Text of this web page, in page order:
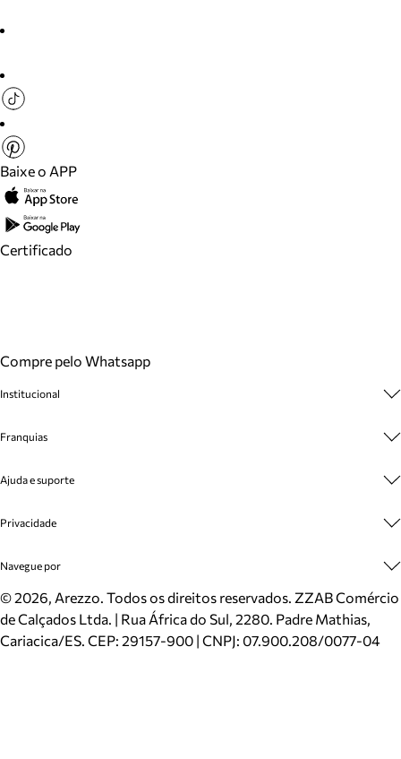
Baixe o APP
Certificado
Compre pelo Whatsapp
Institucional
Cashback
Venda Corporativa
Mapa do Site
Inverno
Mundo Arezzo
Franquias
Plano de Negócio
Ajuda e suporte
Cadastro
Meus Pedidos
Trocas e Devoluções
Cartão Presente
Localizador de lojas
Privacidade
Politica e Privacidade
Navegue por
Sapatos
Bolsas
Scarpins
©2026, Arezzo. Todos os direitos reservados. ZZAB Comércio
de Calçados Ltda. | Rua África do Sul, 2280. Padre Mathias,
Cariacica/ES. CEP: 29157-900 | CNPJ: 07.900.208/0077-04